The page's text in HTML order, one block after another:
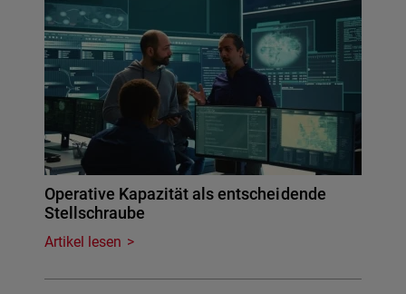
Operative Kapazität als entscheidende
Stellschraube
Artikel lesen